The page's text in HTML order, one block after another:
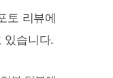
토 리뷰에
있습니다.